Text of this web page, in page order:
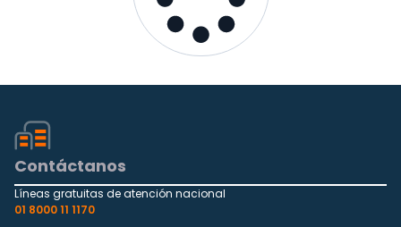
Contáctanos
Líneas gratuitas de atención nacional
01 8000 11 1170